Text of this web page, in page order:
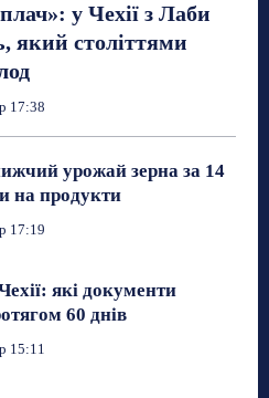
у Чехії з Лаби
який століттями
17:38
урожай зерна за 14
на продукти
17:19
які документи
60 днів
15:11